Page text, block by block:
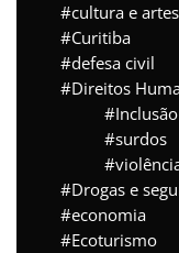
cultura e artes
Curitiba
defesa civil
Direitos
Inclusão
surdos
Drogas e
economia
Ecoturismo